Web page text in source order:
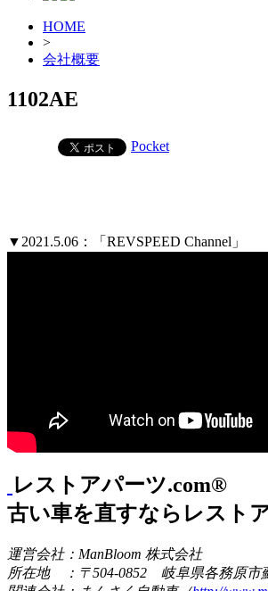
HOME
>
会社概要
1102AE
Pocket
▼2021.5.06：「REVSPEED Channel」
レストアパーツ.com®
古い車を直すならレスト
運営会社：ManBloom 株式会社
所在地 ：〒504-0852 岐阜県各務原市